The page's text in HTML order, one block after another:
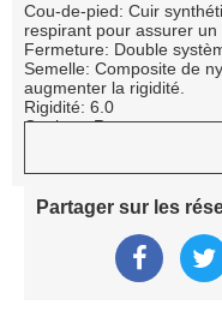
Cou-de-pied: Cuir
respirant pour assurer
Fermeture: Double
Semelle: Composite de
augmenter la rigidité.
Rigidité: 6.0
Couleur: Rouge
accrues.
Partager sur les